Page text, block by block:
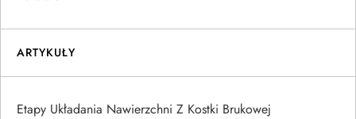
ARTYKUŁY
Etapy Układania Nawierzchni Z Kostki Brukowej